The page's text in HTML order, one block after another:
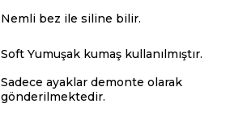
Nemli bez ile siline bilir.
Soft Yumuşak kumaş kullanılmıştır.
Sadece ayaklar demonte olarak
gönderilmektedir.